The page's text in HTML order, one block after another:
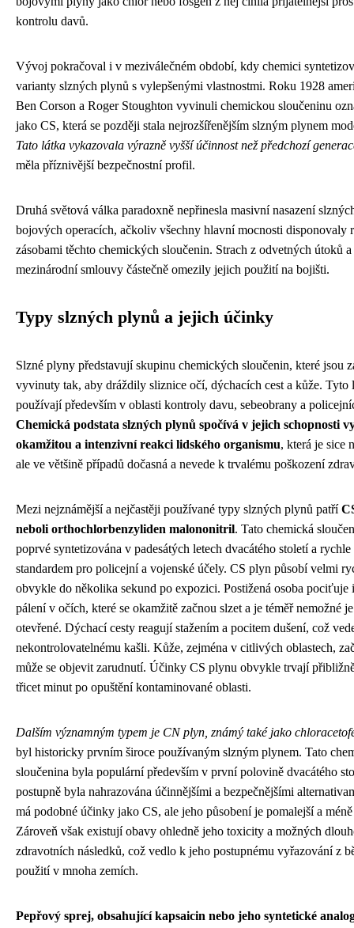
kontrolu davů.
Vývoj pokračoval i v meziválečném období, kdy chemici
varianty slzných plynů s vylepšenými vlastnostmi. Roku 1928
Ben Corson a Roger Stoughton vyvinuli chemickou sloučeninu
jako CS, která se později stala nejrozšířenějším slzným plynem
Tato látka vykazovala výrazně vyšší účinnost než předchozí
měla příznivější bezpečnostní profil.
Druhá světová válka paradoxně nepřinesla masivní nasazení
bojových operacích, ačkoliv všechny hlavní mocnosti disponovaly
zásobami těchto chemických sloučenin. Strach z odvetných útoků a
mezinárodní smlouvy částečně omezily jejich použití na bojišti.
Typy slzných plynů a jejich účinky
Slzné plyny představují skupinu chemických sloučenin, které jsou
vyvinuty tak, aby dráždily sliznice očí, dýchacích cest a kůže. Tyto
používají především v oblasti kontroly davu, sebeobrany a
Chemická podstata slzných plynů spočívá v jejich schopnosti
okamžitou a intenzivní reakci lidského organismu, která je sice
ale ve většině případů dočasná a nevede k trvalému poškození
Mezi nejznámější a nejčastěji používané typy slzných plynů patří
neboli orthochlorbenzyliden malononitril. Tato chemická
poprvé syntetizována v padesátých letech dvacátého století a rychle
standardem pro policejní a vojenské účely. CS plyn působí velmi
obvykle do několika sekund po expozici. Postižená osoba pociťuje
pálení v očích, které se okamžitě začnou slzet a je téměř nemožné
otevřené. Dýchací cesty reagují stažením a pocitem dušení, což
nekontrolovatelnému kašli. Kůže, zejména v citlivých oblastech,
může se objevit zarudnutí. Účinky CS plynu obvykle trvají
třicet minut po opuštění kontaminované oblasti.
Dalším významným typem je CN plyn, známý také jako
byl historicky prvním široce používaným slzným plynem. Tato
sloučenina byla populární především v první polovině dvacátého
postupně byla nahrazována účinnějšími a bezpečnějšími
má podobné účinky jako CS, ale jeho působení je pomalejší a
Zároveň však existují obavy ohledně jeho toxicity a možných
zdravotních následků, což vedlo k jeho postupnému vyřazování z
použití v mnoha zemích.
Pepřový sprej, obsahující kapsaicin nebo jeho syntetické